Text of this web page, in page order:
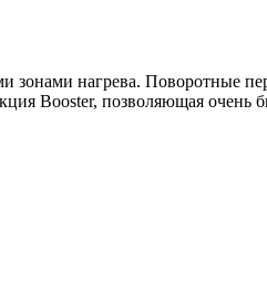
нагрева. Поворотные
Booster, позволяющая очень